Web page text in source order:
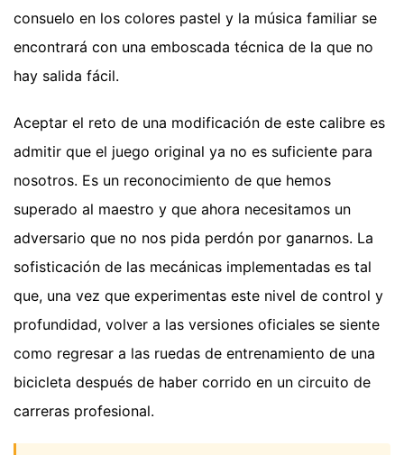
consuelo en los colores pastel y la música familiar se
encontrará con una emboscada técnica de la que no
hay salida fácil.
Aceptar el reto de una modificación de este calibre es
admitir que el juego original ya no es suficiente para
nosotros. Es un reconocimiento de que hemos
superado al maestro y que ahora necesitamos un
adversario que no nos pida perdón por ganarnos. La
sofisticación de las mecánicas implementadas es tal
que, una vez que experimentas este nivel de control y
profundidad, volver a las versiones oficiales se siente
como regresar a las ruedas de entrenamiento de una
bicicleta después de haber corrido en un circuito de
carreras profesional.